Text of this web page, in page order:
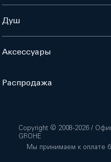
Душ
Аксессуары
Распродажа
Copyright © 2008-2026 /
GROHE
Мы принимаем к оплате